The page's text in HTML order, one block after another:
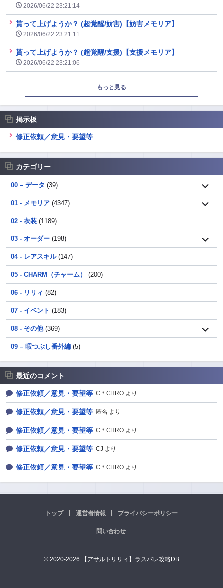
2026/06/22 23:21:14
貰って上げようか？ (超覚醒/妨害)【妨害メモリア】
2026/06/22 23:21:11
貰って上げようか？ (超覚醒/支援)【支援メモリア】
2026/06/22 23:21:06
もっと見る
掲示板
修正依頼／意見・要望等
カテゴリー
00 – データ (39)
01 - メモリア (4347)
02 - 衣装 (1189)
03 - オーダー (198)
04 - レアスキル(147)
05 - CHARM（チャーム） (200)
06 - リリィ (82)
07 - イベント (183)
08 - その他(369)
09 – 暇つぶし番外編 (5)
最近のコメント
修正依頼／意見・要望等 C＊CHRO より
修正依頼／意見・要望等 匿名 より
修正依頼／意見・要望等 C＊CHRO より
修正依頼／意見・要望等 CJ より
修正依頼／意見・要望等 C＊CHRO より
トップ 運営者情報 プライバシーポリシー
問い合わせ
© 2020-2026 【アサルトリリィ】ラスバレ攻略DB